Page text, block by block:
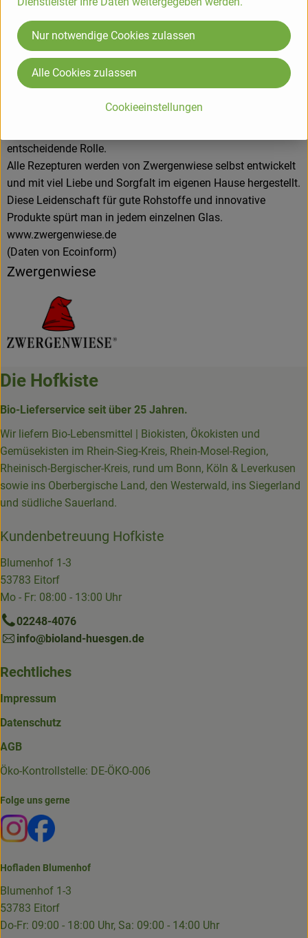
Tomatensaucen und Fertiggerichte für den Biohandel.
Alles unter dem Zeichen der roten Zwergenmütze.
Seit Gründung spielt die Stärkung des Bio-Landbaus und die
Erhaltung der Sortenvielfalt für Zwergenwiese eine große
Rolle beim Einkauf der kontrolliert biologischen Rohstoffe.
regionalen Bio-Landbaus und ein enger Kontakt zu den
entscheidende Rolle.
Alle Rezepturen werden von Zwergenwiese selbst entwickelt
und mit viel Liebe und Sorgfalt im eigenen Hause hergestellt.
Diese Leidenschaft für gute Rohstoffe und innovative
Produkte spürt man in jedem einzelnen Glas.
www.zwergenwiese.de
(Daten von Ecoinform)
Zwergenwiese
Die Hofkiste
Bio-Lieferservice seit über 25 Jahren.
Wir liefern Bio-Lebensmittel | Biokisten, Ökokisten und
Gemüsekisten im Rhein-Sieg-Kreis, Rhein-Mosel-Region,
Rheinisch-Bergischer-Kreis, rund um Bonn, Köln & Leverkusen
sowie ins Oberbergische Land, den Westerwald, ins Siegerland
und südliche Sauerland.
Kundenbetreuung Hofkiste
Blumenhof 1-3
53783 Eitorf
Mo - Fr: 08:00 - 13:00 Uhr
02248-4076
info@bioland-huesgen.de
Rechtliches
Impressum
Datenschutz
AGB
Öko-Kontrollstelle: DE-ÖKO-006
Folge uns gerne
Externer Link zu https://www.instagram.com/die.hofkiste/
Externer Link zu https://www.facebook.com/p/Die-
Hofladen Blumenhof
Blumenhof 1-3
53783 Eitorf
Do-Fr: 09:00 - 18:00 Uhr, Sa: 09:00 - 14:00 Uhr
Cookieeinstellungen
Nur notwendige Cookies zulassen
Alle Cookies zulassen